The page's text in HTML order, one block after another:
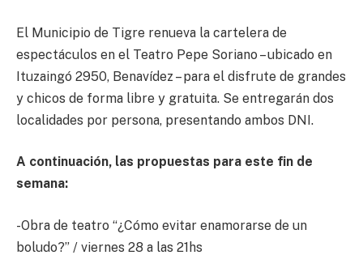
El Municipio de Tigre renueva la cartelera de
espectáculos en el Teatro Pepe Soriano – ubicado en
Ituzaingó 2950, Benavídez – para el disfrute de grandes
y chicos de forma libre y gratuita. Se entregarán dos
localidades por persona, presentando ambos DNI.
A continuación, las propuestas para este fin de
semana:
-Obra de teatro “¿Cómo evitar enamorarse de un
boludo?” / viernes 28 a las 21hs